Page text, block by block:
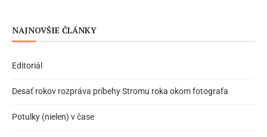
NAJNOVŠIE ČLÁNKY
Editoriál
Desať rokov rozpráva príbehy Stromu roka okom fotografa
Potulky (nielen) v čase